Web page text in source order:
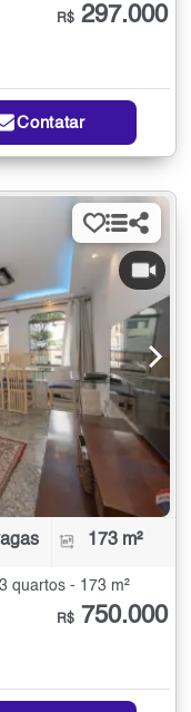
R$ 297.000
Contatar
173 m²
quartos - 173 m²
R$ 750.000